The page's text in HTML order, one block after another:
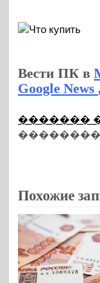
Вести ПК в
Google News
�������
Похожие